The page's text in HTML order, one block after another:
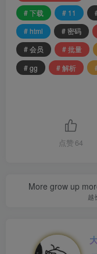
# 下载
# 11
# html
# 密码
# 会员
# 批量
# gg
# 解析
点赞 64
More grow up
越